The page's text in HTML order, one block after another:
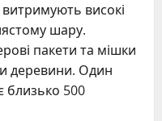
високі
шару.
пакети та мішки
деревини. Один
близько 500